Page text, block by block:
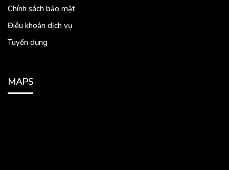
Chính sách bảo mật
Điều khoản dịch vụ
Tuyển dụng
MAPS